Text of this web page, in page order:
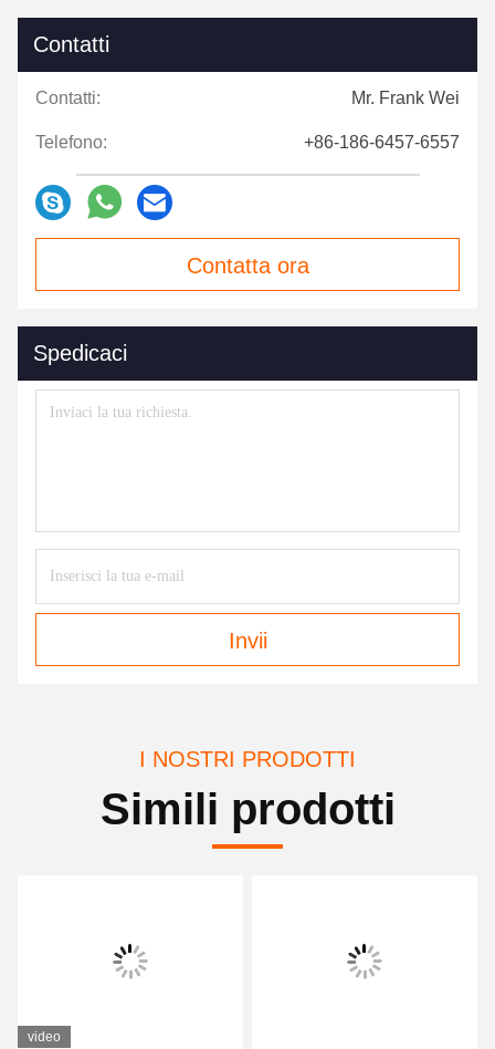
Contatti
Contatti: Mr. Frank Wei
Telefono: +86-186-6457-6557
Contatta ora
Spedicaci
Invii
I NOSTRI PRODOTTI
Simili prodotti
video